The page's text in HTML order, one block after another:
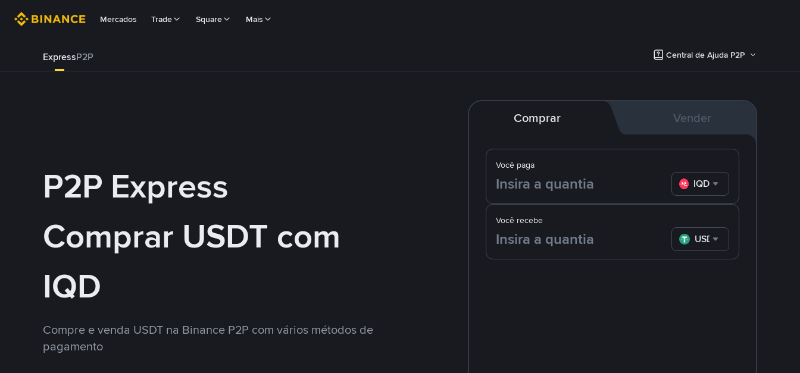
Mercados Trade Square Mais
ExpressP2P Central de Ajuda P2P
P2P Express
Comprar USDT com
IQD
Compre e venda USDT na Binance P2P com vários métodos de
pagamento
Comprar Vender
Você paga
IQD
Você recebe
USDT